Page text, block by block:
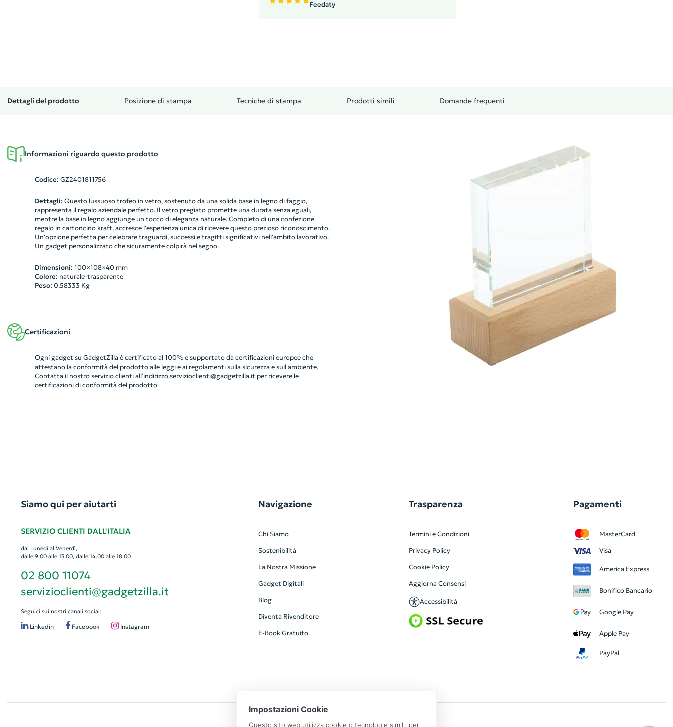
Feedaty
Dettagli del prodotto Posizione di stampa Tecniche di stampa Prodotti simili Domande frequenti
Informazioni riguardo questo prodotto
Codice: GZ2401811756
Dettagli: Questo lussuoso trofeo in vetro, sostenuto da una solida base in legno di faggio,
rappresenta il regalo aziendale perfetto. Il vetro pregiato promette una durata senza eguali,
mentre la base in legno aggiunge un tocco di eleganza naturale. Completo di una confezione
regalo in cartoncino kraft, accresce l'esperienza unica di ricevere questo prezioso riconoscimento.
Un'opzione perfetta per celebrare traguardi, successi e tragitti significativi nell'ambito lavorativo.
Un gadget personalizzato che sicuramente colpirà nel segno.
Dimensioni: 100×108×40 mm
Colore: naturale-trasparente
Peso: 0.58333 Kg
Certificazioni
Ogni gadget su GadgetZilla è certificato al 100% e supportato da certificazioni europee che
attestano la conformità del prodotto alle leggi e ai regolamenti sulla sicurezza e sull'ambiente.
Contatta il nostro servizio clienti all’indirizzo servizioclienti@gadgetzilla.it per ricevere le
certificazioni di conformità del prodotto
Siamo qui per aiutarti
SERVIZIO CLIENTI DALL'ITALIA
dal Lunedì al Venerdì,
dalle 9.00 alle 13.00, dalle 14.00 alle 18.00
02 800 11074
servizioclienti@gadgetzilla.it
Seguici sui nostri canali social:
Linkedin Facebook Instagram
Navigazione
Chi Siamo
Sostenibilità
La Nostra Missione
Gadget Digitali
Blog
Diventa Rivenditore
E-Book Gratuito
Trasparenza
Termini e Condizioni
Privacy Policy
Cookie Policy
Aggiorna Consensi
Accessibilità
Pagamenti
MasterCard
Visa
America Express
Bonifico Bancario
Google Pay
Apple Pay
PayPal